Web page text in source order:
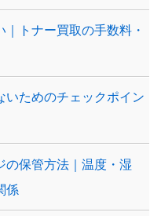
トナー買取の手数料・
いためのチェックポイン
の保管方法｜温度・湿
係